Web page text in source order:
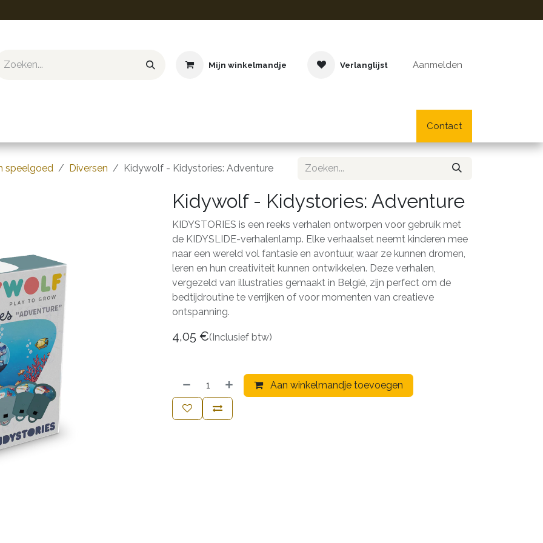
Mijn winkelmandje Verlanglijst Aanmelden
Lifestyle
Contact
speelgoed Diversen Kidywolf - Kidystories: Adventure
Kidywolf - Kidystories: Adventure
KIDYSTORIES is een reeks verhalen ontworpen voor gebruik met
de KIDYSLIDE-verhalenlamp. Elke verhaalset neemt kinderen mee
naar een wereld vol fantasie en avontuur, waar ze kunnen dromen,
leren en hun creativiteit kunnen ontwikkelen. Deze verhalen,
vergezeld van illustraties gemaakt in België, zijn perfect om de
bedtijdroutine te verrijken of voor momenten van creatieve
ontspanning.
4,05 €(Inclusief btw)
Aan winkelmandje toevoegen